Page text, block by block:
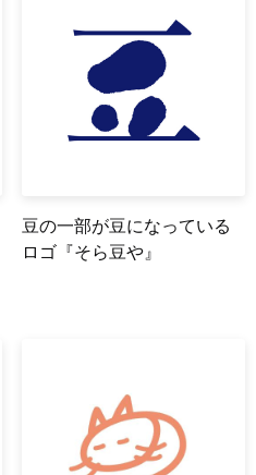
豆の一部が豆になっている
ロゴ『そら豆や』